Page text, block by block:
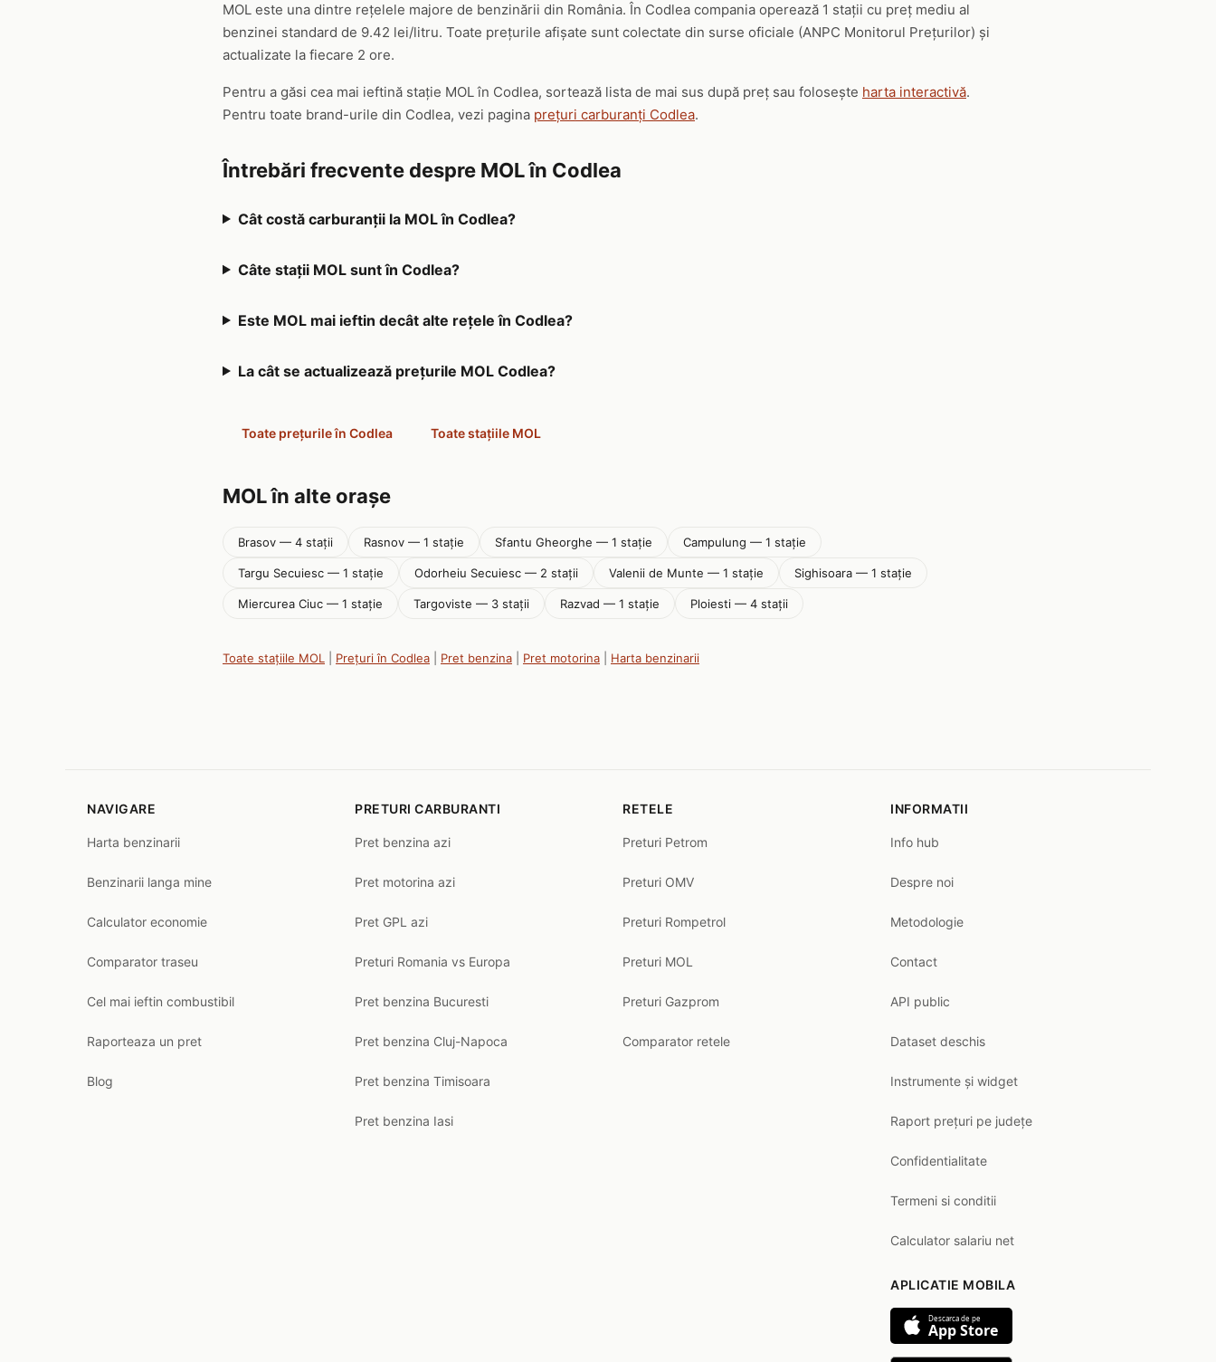
MOL este una dintre rețelele majore de benzinării din România. În Codlea compania operează 1 stații cu preț mediu al
benzinei standard de 9.42 lei/litru. Toate prețurile afișate sunt colectate din surse oficiale (ANPC Monitorul Prețurilor) și
actualizate la fiecare 2 ore.
Pentru a găsi cea mai ieftină stație MOL în Codlea, sortează lista de mai sus după preț sau folosește harta interactivă.
Pentru toate brand-urile din Codlea, vezi pagina prețuri carburanți Codlea.
Întrebări frecvente despre MOL în Codlea
Cât costă carburanții la MOL în Codlea?
Câte stații MOL sunt în Codlea?
Este MOL mai ieftin decât alte rețele în Codlea?
La cât se actualizează prețurile MOL Codlea?
Toate prețurile în Codlea Toate stațiile MOL
MOL în alte orașe
Brasov — 4 stații Rasnov — 1 stație Sfantu Gheorghe — 1 stație Campulung — 1 stație
Targu Secuiesc — 1 stație Odorheiu Secuiesc — 2 stații Valenii de Munte — 1 stație Sighisoara — 1 stație
Miercurea Ciuc — 1 stație Targoviste — 3 stații Razvad — 1 stație Ploiesti — 4 stații
Toate stațiile MOL Prețuri în Codlea Pret benzina Pret motorina Harta benzinarii
NAVIGARE
Harta benzinarii
Benzinarii langa mine
Calculator economie
Comparator traseu
Cel mai ieftin combustibil
Raporteaza un pret
Blog
PRETURI CARBURANTI
Pret benzina azi
Pret motorina azi
Pret GPL azi
Preturi Romania vs Europa
Pret benzina Bucuresti
Pret benzina Cluj-Napoca
Pret benzina Timisoara
Pret benzina Iasi
RETELE
Preturi Petrom
Preturi OMV
Preturi Rompetrol
Preturi MOL
Preturi Gazprom
Comparator retele
INFORMATII
Info hub
Despre noi
Metodologie
Contact
API public
Dataset deschis
Instrumente și widget
Raport prețuri pe județe
Confidentialitate
Termeni si conditii
Calculator salariu net
APLICATIE MOBILA
Descarca de pe
App Store